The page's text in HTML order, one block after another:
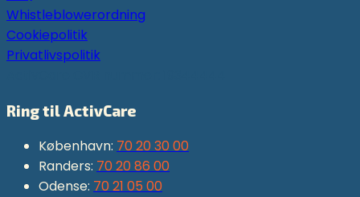
Whistleblowerordning
Cookiepolitik
Privatlivspolitik
Ring til ActivCare
København: 70 20 30 00
Randers: 70 20 86 00
Odense: 70 21 05 00